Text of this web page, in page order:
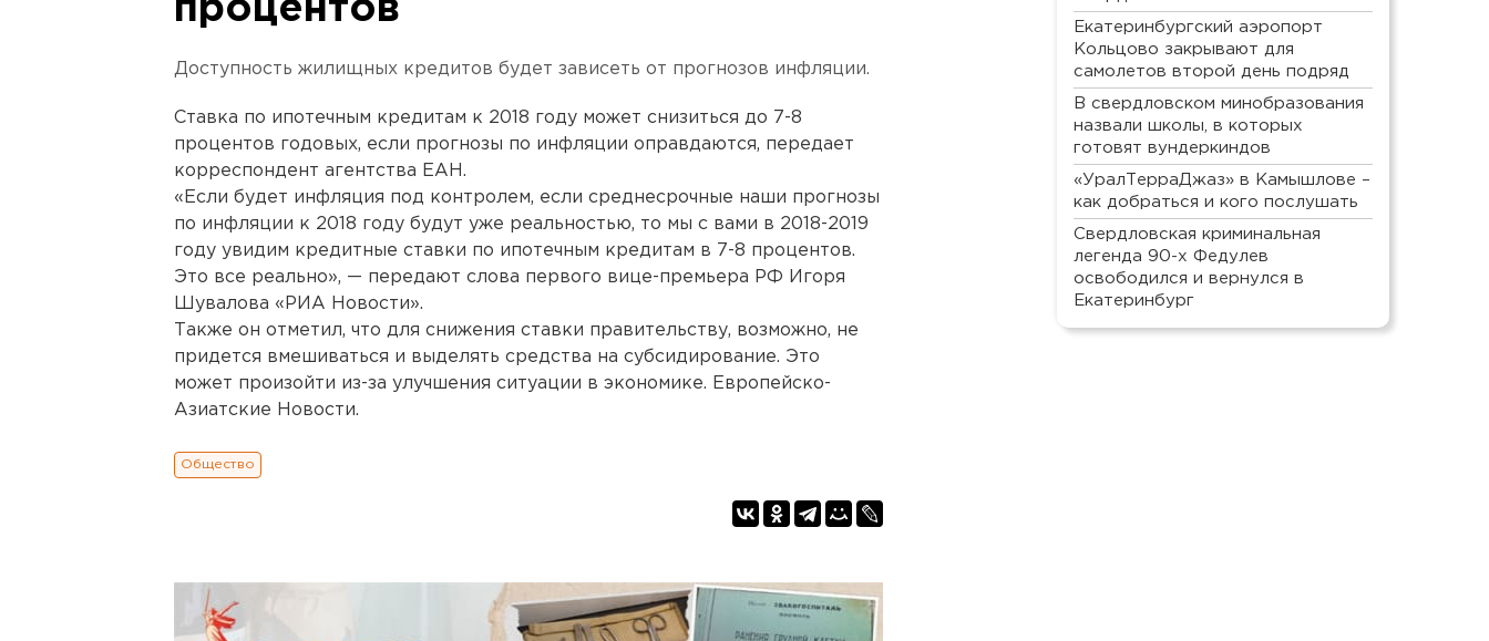
процентов
Доступность жилищных кредитов будет зависеть от прогнозов инфляции.
Ставка по ипотечным кредитам к 2018 году может снизиться до 7-8
процентов годовых, если прогнозы по инфляции оправдаются, передает
корреспондент агентства ЕАН.
«Если будет инфляция под контролем, если среднесрочные наши прогнозы
по инфляции к 2018 году будут уже реальностью, то мы с вами в 2018-2019
году увидим кредитные ставки по ипотечным кредитам в 7-8 процентов.
Это все реально», — передают слова первого вице-премьера РФ Игоря
Шувалова «РИА Новости».
Также он отметил, что для снижения ставки правительству, возможно, не
придется вмешиваться и выделять средства на субсидирование. Это
может произойти из-за улучшения ситуации в экономике. Европейско-
Азиатские Новости.
Общество
Екатеринбургский аэропорт
Кольцово закрывают для
самолетов второй день подряд
В свердловском минобразования
назвали школы, в которых
готовят вундеркиндов
«УралТерраДжаз» в Камышлове –
как добраться и кого послушать
Свердловская криминальная
легенда 90-х Федулев
освободился и вернулся в
Екатеринбург